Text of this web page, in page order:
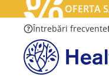
OFERTA
Întrebări frecvente